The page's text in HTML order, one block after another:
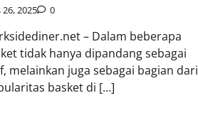
2025 0
– Dalam beberapa
tidak hanya dipandang sebagai
melainkan juga sebagai bagian dari
basket di […]